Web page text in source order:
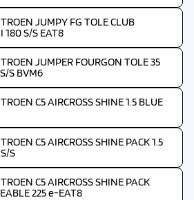
JUMPY FG TOLE CLUB
180 S/S EAT8
JUMPER FOURGON TOLE 35
S BVM6
C5 AIRCROSS SHINE 1.5 BLUE
C5 AIRCROSS SHINE PACK 1.5
S
C5 AIRCROSS SHINE PACK
225 e-EAT8